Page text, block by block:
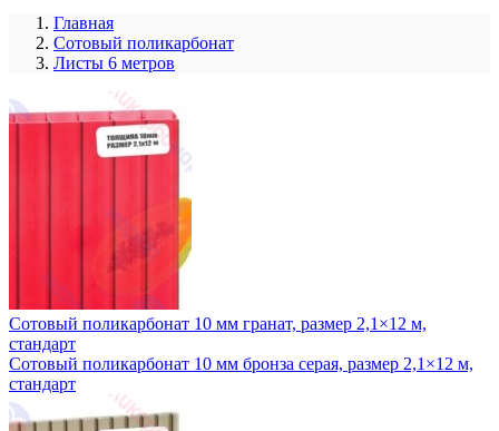
Главная
Сотовый поликарбонат
Листы 6 метров
Сотовый поликарбонат 10 мм гранат, размер 2,1×12 м,
стандарт
Сотовый поликарбонат 10 мм бронза серая, размер 2,1×12 м,
стандарт